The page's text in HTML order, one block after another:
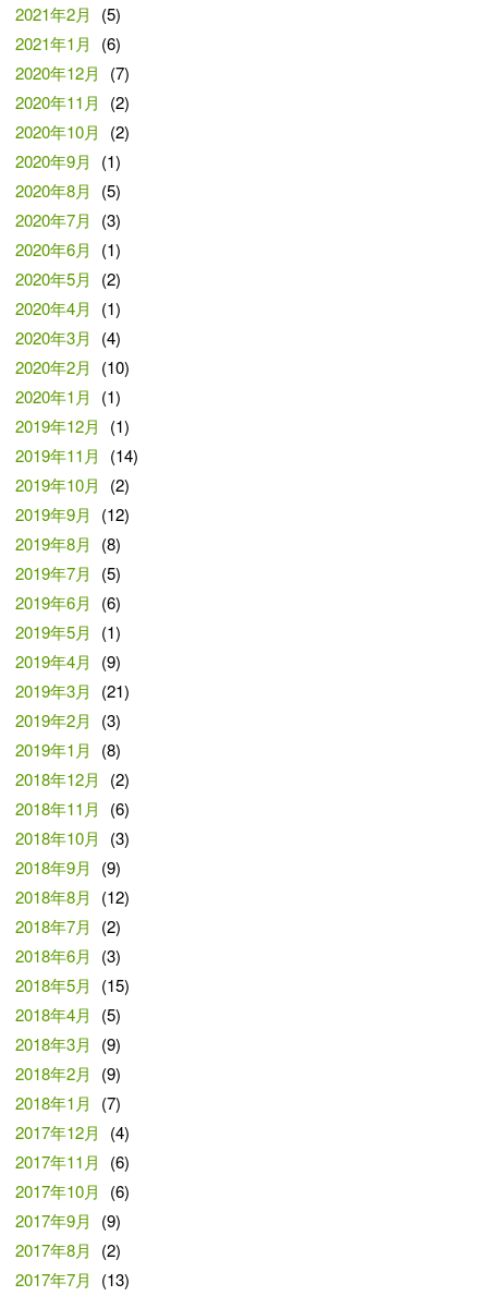
2021年2月
(5)
2021年1月
(6)
2020年12月
(7)
2020年11月
(2)
2020年10月
(2)
2020年9月
(1)
2020年8月
(5)
2020年7月
(3)
2020年6月
(1)
2020年5月
(2)
2020年4月
(1)
2020年3月
(4)
2020年2月
(10)
2020年1月
(1)
2019年12月
(1)
2019年11月
(14)
2019年10月
(2)
2019年9月
(12)
2019年8月
(8)
2019年7月
(5)
2019年6月
(6)
2019年5月
(1)
2019年4月
(9)
2019年3月
(21)
2019年2月
(3)
2019年1月
(8)
2018年12月
(2)
2018年11月
(6)
2018年10月
(3)
2018年9月
(9)
2018年8月
(12)
2018年7月
(2)
2018年6月
(3)
2018年5月
(15)
2018年4月
(5)
2018年3月
(9)
2018年2月
(9)
2018年1月
(7)
2017年12月
(4)
2017年11月
(6)
2017年10月
(6)
2017年9月
(9)
2017年8月
(2)
2017年7月
(13)